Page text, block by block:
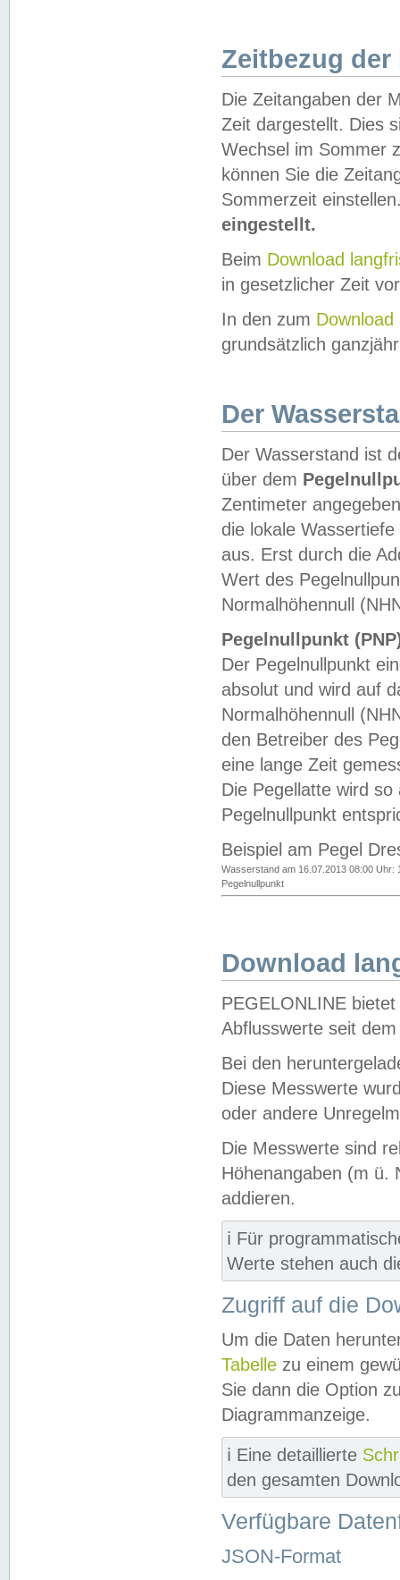
Zeitbezug der
Die Zeitangaben der
Zeit dargestellt. Dies
Wechsel im Sommer
können Sie die
Sommerzeit
eingestellt.
Beim Download
in gesetzlicher Zeit
In den zum Download
grundsätzlich
Der
Der Wasserstand ist
über dem
Zentimeter
die lokale
aus. Erst durch die
Wert des
Normalhöhennull
Pegelnullpunkt
Der Pegelnullpunkt
absolut und wird auf
Normalhöhennull
den Betreiber des
eine lange Zeit
Die Pegellatte wird
Pegelnullpunkt
Beispiel am Pegel
Wasserstand am 16.07.2013 08:00 Uhr:
Pegelnullpunkt
Download
PEGELONLINE
Abflusswerte seit
Bei den
Diese Messwerte
oder andere
Die Messwerte sind
Höhenangaben (m ü.
addieren.
ℹ️ Für
Werte stehen auch
Zugriff auf die
Um die Daten
Tabelle zu einem
Sie dann die Option
Diagrammanzeige.
ℹ️ Eine detaillierte
den gesamten
Verfügbare
JSON-Format